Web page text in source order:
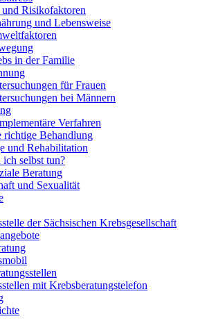
und Risikofaktoren
und Lebensweise
in der Familie
für Frauen
bei Männern
Verfahren
richtige Behandlung
und Rehabilitation
ich selbst tun?
Beratung
und Sexualität
der Sächsischen Krebsgesellschaft
mit Krebsberatungstelefon